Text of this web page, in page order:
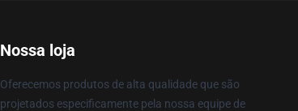
Nossa loja
Oferecemos produtos de alta qualidade que são
projetados especificamente pela nossa equipe de